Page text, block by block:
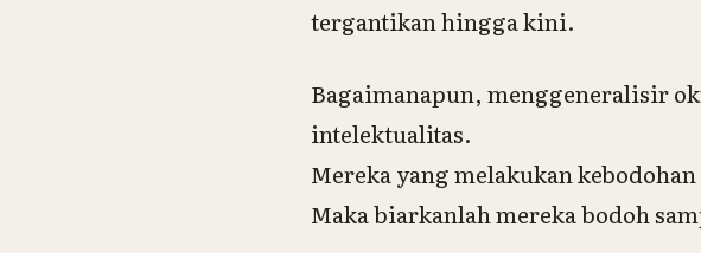
tergantikan hingga kini.
Bagaimanapun, menggeneralisir
intelektualitas.
Mereka yang melakukan
Maka biarkanlah mereka bodoh